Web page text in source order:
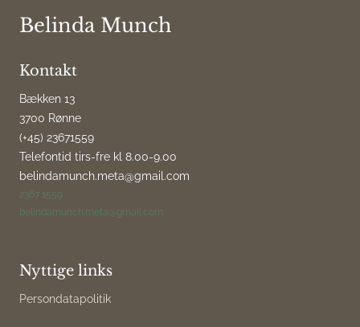
Belinda Munch
Kontakt
Bækken 13
3700 Rønne
(+45) 23671559
Telefontid tirs-fre kl 8.00-9.00
belindamunch.meta@gmail.com
2367 1559
belindamunch.meta@gmail.com
Nyttige links
Persondatapolitik